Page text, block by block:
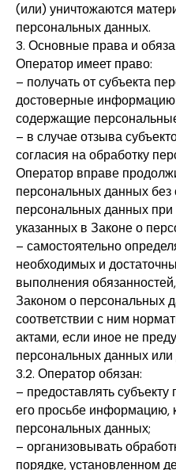
(или) уничтожаются
персональных данных.
3. Основные права и
Оператор имеет право:
– получать от субъекта
достоверные
содержащие
– в случае отзыва
согласия на обработку
Оператор вправе
персональных данных без
персональных данных
указанных в Законе о
– самостоятельно
необходимых и
выполнения
Законом о персональных
соответствии с ним
актами, если иное не
персональных данных или
3.2. Оператор обязан:
– предоставлять
его просьбе информацию,
персональных данных;
– организовывать
порядке, установленном